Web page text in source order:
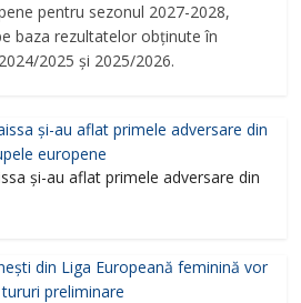
pentru sezonul 2027-2028,
baza rezultatelor obținute în
2025 și 2025/2026.
și-au aflat primele adversare din